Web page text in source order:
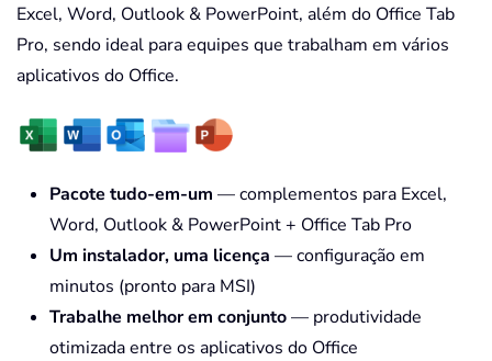
Excel, Word, Outlook & PowerPoint, além do Office Tab
Pro, sendo ideal para equipes que trabalham em vários
aplicativos do Office.
Pacote tudo-em-um — complementos para Excel,
Word, Outlook & PowerPoint + Office Tab Pro
Um instalador, uma licença — configuração em
minutos (pronto para MSI)
Trabalhe melhor em conjunto— produtividade
otimizada entre os aplicativos do Office